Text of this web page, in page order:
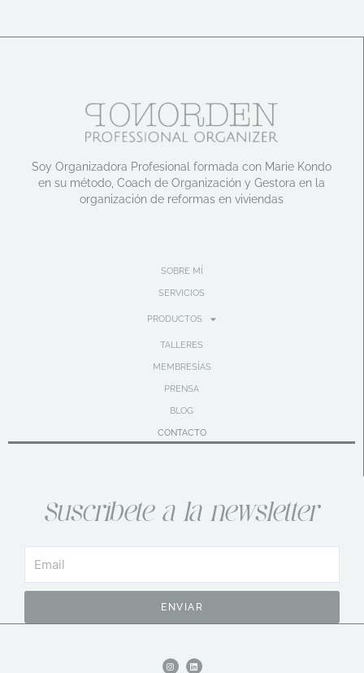
Soy Organizadora Profesional formada con Marie Kondo
en su método, Coach de Organización y Gestora en la
organización de reformas en viviendas
SOBRE MÍ
SERVICIOS
PRODUCTOS
TALLERES
MEMBRESÍAS
PRENSA
BLOG
CONTACTO
Suscríbete a la newsletter
ENVIAR
I
n
L
i